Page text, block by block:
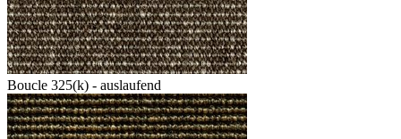
Boucle 325(k) - auslaufend